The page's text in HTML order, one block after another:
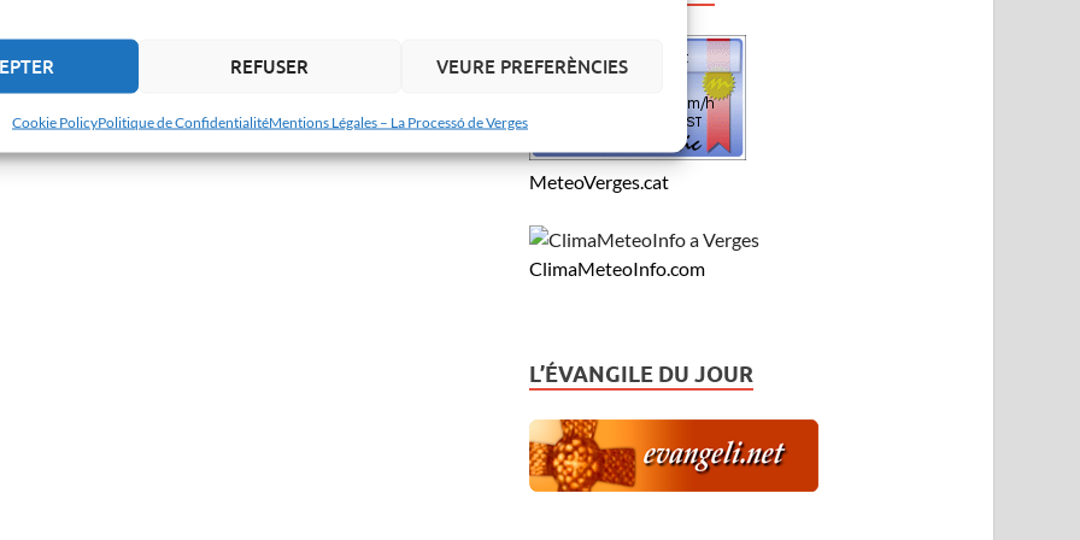
REFUSER VEURE PREFERÈNCIES
Cookie PolicyPolitique de ConfidentialitéMentions Légales – La Processó de Verges
MeteoVerges.cat
ClimaMeteoInfo.com
L’ÉVANGILE DU JOUR